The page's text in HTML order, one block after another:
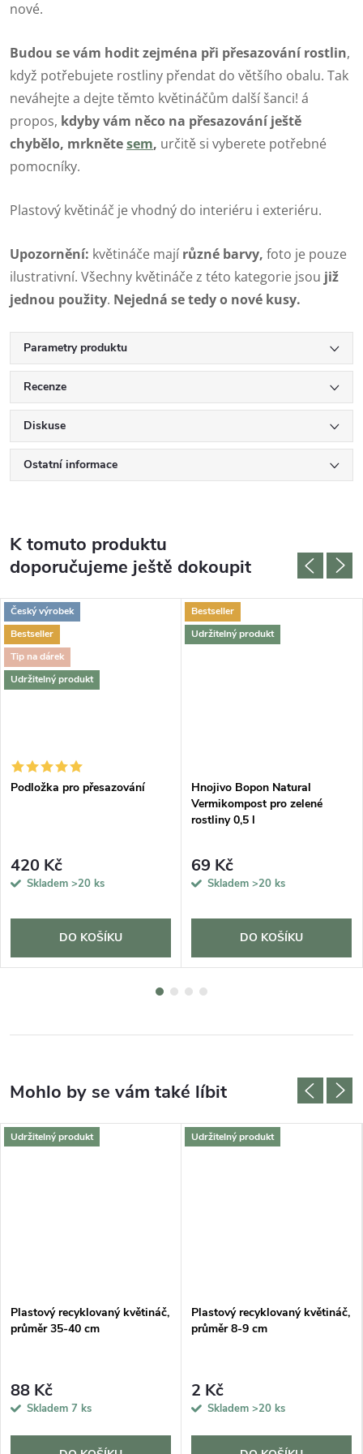
nové.
Budou se vám hodit zejména při přesazování rostlin,
když potřebujete rostliny přendat do většího obalu. Tak
neváhejte a dejte těmto květináčům další šanci! á
propos, kdyby vám něco na přesazování ještě
chybělo, mrknětesem, určitě si vyberete potřebné
pomocníky.
Plastový květináč je vhodný do interiéru i exteriéru.
Upozornění: květináče mají různé barvy, foto je pouze
ilustrativní. Všechny květináče z této kategorie jsou již
jednou použity. Nejedná se tedy o nové kusy.
Parametry produktu
Recenze
Diskuse
Ostatní informace
K tomuto produktu
doporučujeme ještě dokoupit
Český výrobek
Bestseller
Tip na dárek
Udržitelný produkt
Podložka pro přesazování
420 Kč
Skladem >20 ks
DO KOŠÍKU
Bestseller
Udržitelný produkt
Hnojivo Bopon Natural
Vermikompost pro zelené
rostliny 0,5 l
69 Kč
Skladem >20 ks
DO KOŠÍKU
Udržitelný produkt
Plastový recyklovaný květináč,
průměr 35-40 cm
88 Kč
Skladem 7 ks
Udržitelný produkt
Plastový recyklovaný květináč,
průměr 8-9 cm
2 Kč
Skladem >20 ks